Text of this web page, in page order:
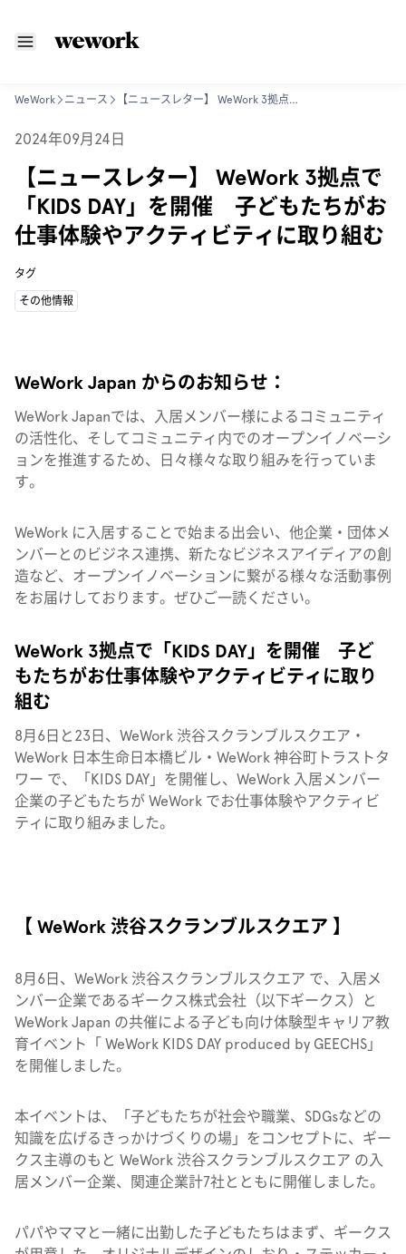
WeWork ニュース 【ニュースレター】 WeWork 3拠点で「KIDS DAY」を開催 子どもたちがお仕事体験やアクティビティに取り組む
2024年09月24日
【ニュースレター】 WeWork 3拠点で
「KIDS DAY」を開催 子どもたちがお
仕事体験やアクティビティに取り組む
タグ
その他情報
WeWork Japan からのお知らせ：
WeWork Japanでは、入居メンバー様によるコミュニティ
の活性化、そしてコミュニティ内でのオープンイノベーシ
ョンを推進するため、日々様々な取り組みを行っていま
す。
WeWork に入居することで始まる出会い、他企業・団体メ
ンバーとのビジネス連携、新たなビジネスアイディアの創
造など、オープンイノベーションに繋がる様々な活動事例
をお届けしております。ぜひご一読ください。
WeWork 3拠点で「KIDS DAY」を開催 子ど
もたちがお仕事体験やアクティビティに取り
組む
8月6日と23日、WeWork 渋谷スクランブルスクエア・
WeWork 日本生命日本橋ビル・WeWork 神谷町トラストタ
ワー で、「KIDS DAY」を開催し、WeWork 入居メンバー
企業の子どもたちが WeWork でお仕事体験やアクティビ
ティに取り組みました。
【 WeWork 渋谷スクランブルスクエア 】
8月6日、WeWork 渋谷スクランブルスクエア で、入居メ
ンバー企業であるギークス株式会社（以下ギークス）と
WeWork Japan の共催による子ども向け体験型キャリア教
育イベント「 WeWork KIDS DAY produced by GEECHS」
を開催しました。
本イベントは、
「子どもたちが社会や職業、SDGsなどの
知識を広げるきっかけづくりの場」をコンセプトに、ギー
クス主導のもと WeWork 渋谷スクランブルスクエア の入
居メンバー企業、関連企業計7社とともに開催しました。
パパやママと一緒に出勤した子どもたちはまず、ギークス